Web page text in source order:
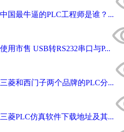
中国最牛逼的PLC工程师是谁？...
使用市售 USB转RS232串口与P...
三菱和西门子两个品牌的PLC分...
三菱PLC仿真软件下载地址及其...